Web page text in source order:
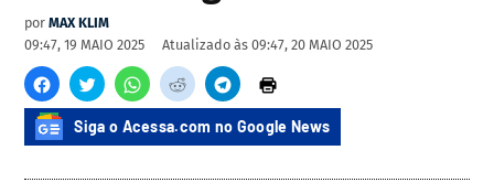
por MAX KLIM
09:47, 19 MAIO 2025
Atualizado às 09:47, 20 MAIO 2025
Siga o Acessa.com no Google News